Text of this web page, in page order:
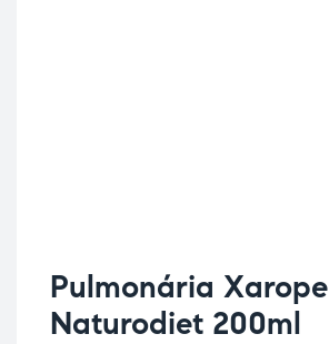
Pulmonária Xarope
Naturodiet 200ml